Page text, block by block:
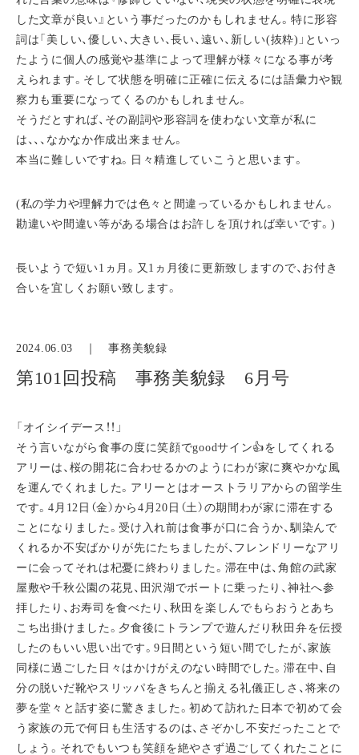
した文章が良い』という事だったのかもしれません。特に形容
詞は「美しい、優しい、大きい、長い、遠い、新しい(抜粋)」といっ
たように個人の感覚や基準によって理解が様々になる事が考
えられます。そして状態を明確に正確に伝えるには語彙力や観
察力も重要になってくるのかもしれません。
そうだとすれば、その副詞や形容詞を使わない文章が私に
は、、、なかなか作成出来ません。
本当に難しいですね。日々精進していこうと思います。
(私の学力や理解力では色々と間違っているかもしれません。
勘違いや間違い等がある場合はお許しを頂ければ幸いです。)
長いようで短い1ヵ月。又1ヵ月後に更新致しますので、お付き
合いを宜しくお願い致します。
2024.06.03 ｜事務美貌録
第101回投稿 事務美貌録 6月号
「オイシイデース！！」
そう言いながら食事の度に笑顔でgoodサイン👍をしてくれる
アリーは、桜の開花に合わせるかのようにわが家に爽やかな風
を運んでくれました。アリーとはオーストラリアからの留学生
です。4月12日（金）から4月20日（土）の期間わが家に滞在する
ことになりました。受け入れ前は食事が口に合うか、馴染んで
くれるか不安ばかりが先にたちましたが、フレンドリーなアリ
ーに会ってそれは杞憂に終わりました。滞在中は、角館の武家
屋敷や千秋公園の花見、田沢湖でボートに乗ったり、神社へ参
拝したり、お寿司を食べたり、秋田を楽しんでもらおうとあち
こち出掛けました。夕食後にトランプで遊んだり秋田弁を伝授
したのもいい思い出です。9日間という短い間でしたが、家族
同様に過ごした日々はかけがえのない時間でした。滞在中、自
分の脱いだ靴やスリッパをきちんと揃える礼儀正しさ、将来の
夢を堂々と話す姿に驚きました。初めて訪れた日本で初めて会
う家族の元で何日も生活するのは、さぞかし不安だったことで
しょう。それでもいつも笑顔を絶やさず過ごしてくれたことに